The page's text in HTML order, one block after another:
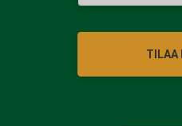
TILAA